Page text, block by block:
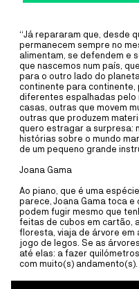
“Já repararam que, desde
permanecem sempre no
alimentam, se defendem e
que nascemos num país,
para o outro lado do
continente para
diferentes espalhadas pelo
casas, outras que movem
outras que produzem
quero estragar a surpresa:
histórias sobre o mundo
de um pequeno grande
Joana Gama
Ao piano, que é uma
parece, Joana Gama toca
podem fugir mesmo que
feitas de cubos em cartão,
floresta, viaja de árvore em
jogo de legos. Se as
até elas: a fazer
com muito(s) andamento(s).
A ~vaga é um coletivo
de Ílhavo.
CAIS CRIATIVO
DANÇA
20 JUL A 13
CRIAÇÃO
DANÇA 2026
COM RUI
Este é o primeiro momento
edição da Companhia
deste ano: Rui Horta.